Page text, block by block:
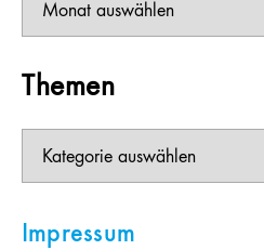
Themen
Impressum